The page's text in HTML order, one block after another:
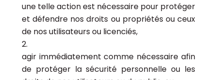
une telle action est nécessaire pour protéger
et défendre nos droits ou propriétés ou ceux
de nos utilisateurs ou licenciés,
agir immédiatement comme nécessaire afin
de protéger la sécurité personnelle ou les